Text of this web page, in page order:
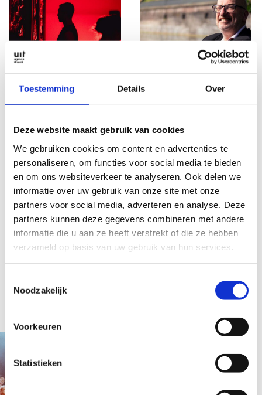
Toestemming Details Over
Deze website maakt gebruik van cookies
We gebruiken cookies om content en advertenties te
personaliseren, om functies voor social media te bieden
en om ons websiteverkeer te analyseren. Ook delen we
informatie over uw gebruik van onze site met onze
partners voor social media, adverteren en analyse. Deze
partners kunnen deze gegevens combineren met andere
informatie die u aan ze heeft verstrekt of die ze hebben
verzameld op basis van uw gebruik van hun services.
Noodzakelijk
Voorkeuren
Statistieken
Juli & Augustus 2026
Verzet je! OPSTAND
Boneschansker
Lievelingsplek
Langs de Lunetten:
lievelingsplek van
MUZIEK
weer verliefd op
MUZIEK
Lekker ordinair: in